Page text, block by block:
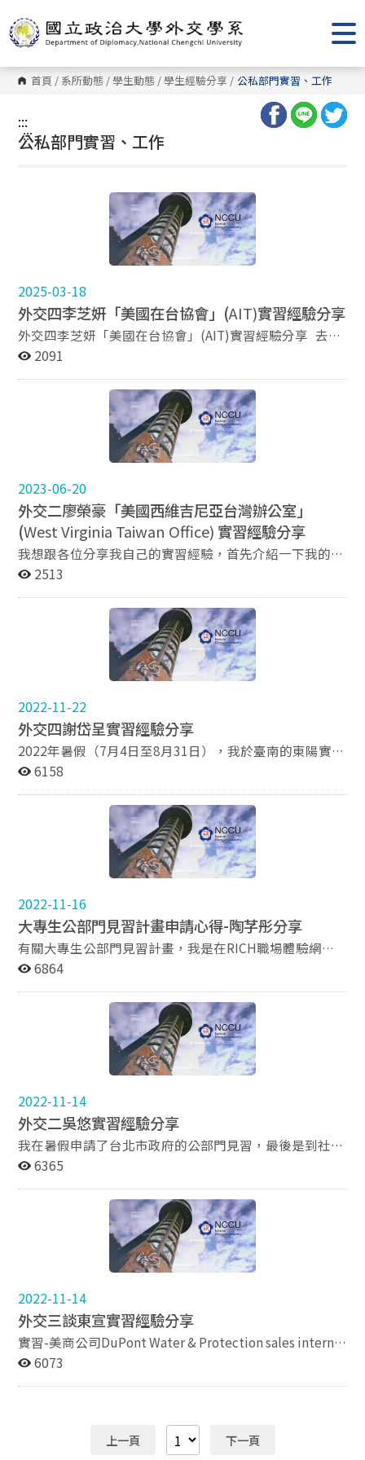
到
主
要
內
容
區 首頁 / 系所動態 /學生動態 /學生經驗分享 / 公私部門實習、工作
:::
:::
公私部門實習、工作
2025-03-18
外交四李芝妍「美國在台協會」(AIT)實習經驗分享
外交四李芝妍「美國在台協會」(AIT)實習經驗分享 去年
六月，我申請了AIT FNSIP 秋季實習計畫，這是美國在台
實習時數需達200 小時（約每週 1.5～2 天）才能獲得證
書。申請時間大約在每年 10 月和 5 月，只要你滿20歲並
繳交系所同意書、英文成績單、無償服務同意書、相關背
景動機（官網會有表格）就可以申請～ 有興趣的同學可以
留意AIT官網公告或系辦通知！ 為什麼申請 AIT？ 當初會
烈，就決定先申請 AIT，也見識一下美國辦事處環境（真
的很漂亮，超想回去> 我的實習內容 我的主要工作是在課
間與美國外交官用中文聊天，討論國際議題，幫助他們練
習用中文表達想法。此外，我們也會協助老師準備教材，
例如蒐集課程影片、錄製教材音檔等。這份實習超級有
對國際事件的看法、過去的外派經驗，以及作為外交官的
挑戰，這讓我對國際事務與美國內政有了更深入的理解，
也在聊天中複習了過去所學的國關理論、比較政府等科
目。而且，當秋季實習生的好處是能參與各種美式節慶活
動，AIT 內部會舉辦萬聖節派對、感恩節火雞飯、聖誕節
大選，有機會第一手聽到美國外交官對選舉結果及未來四
年的預期與擔憂，真的收穫滿滿。 華語學校 vs. 其他部門
相較於 AIT 其他部門，我覺得華語學校是最容易與美籍外
交官建立連結的部門，因為其他部門的外交官通常是主
我們比較像是相互學習，所以互動起來更像朋友，彼此能
在語言與文化交流中互相成長。 如果你對國際事務、跨文
化交流、外交官的生活感興趣，或還不確定自己以後要做
什麼，真的很推薦FNSIP的計畫！雖然這個實習沒有支
薪，離木柵真的超遠食物還貴又難找==，但如果沒有經濟
學弟妹若還對 AIT 實習有任何疑問，或想更了解更多
（e.g. 其他部門工作內容 / 書審面試內容 / 安全檢查還要
等多久）歡迎聯繫我！ 我的email：
2091
2023-06-20
外交二廖榮豪「美國西維吉尼亞台灣辦公室」
(West Virginia Taiwan Office) 實習經驗分享
我想跟各位分享我自己的實習經驗，首先介紹一下我的實
習單位，我於2022年底至2023年中在「美國西維吉尼亞
大家應該很熟悉AIT也就是美國在台協會，背後代表的是
美國聯邦政府，但是其實很多人不知道美國各州政府也會
自行設立駐台的辦事處/辦公室，其目的依據各辦公室性
質而有所變，但基本上都是在推動兩國之間的貿易交流，
有些重進出口，有些重投資而有些也會負責文化與教育上
個協會，叫做「美國各州政府辦事處協會」(ASOA)，有興
趣了解更多的人可以上網去查一下這個協會。 好，然後
是我怎麼知道的，很簡單，系上的信件XDDDD。我是不
知道大家平常有沒有在看系上寄的信啦，但有時候真的可
寄過去然後等待回覆囉，我寄過去的隔天就收到老闆的回
信，說已收到，會再跟我聯絡，然後我就等呀等呀等，挖
阿挖阿挖，等了一個月沒收到回信想說，應該是沒有錄取
我了，但後來我想了想，他說要聯絡我卻沒有聯絡我，怪
怪的，總覺得該去問一下，於是我再寄了一封信過去問，
請問沒有錄取我的原因為何，方便我將來改進自己的參
考。」 結果隔天就接到了老闆的面試電話，大概講了十
幾分鐘後就結束，說過幾天跟我講結果，最後當然是錄取
了。 我覺得這邊有兩個很重要的點，第一個是，如果一
就對了，有試有機會。第二個是，後來我有跟老闆聊為什
麼會錄取我，老闆說是因為我的態度很積極，他看中這點
所以才決定錄取我，這個蠻關鍵的，我覺得大家在不會造
成對方困擾的情況下，勇於嘗試就對了。 至於我的工作
內容主要是在做商務開發，我主要負責打電話台灣的公司
要在於希望可以有更多的台灣公司赴我們州投資，也因此
我會陪伴老闆出席一些商務會議，盡可能地尋找潛在的商
機。同時在我實習的中後段我們的辦公室因為是新設立的
所以有開設一個辦公室的剪綵活動跟商業交流的酒會，當
負責規劃這一系列的流程與協助活動順利的進行。 以上
大概簡述了我的實習內容，如果有什麼問題的話可以再寄
信詢問我細節，我有空的話都會回覆，感謝收看~~ 廖榮
豪 110104045@g.nccu.edu.tw
2513
2022-11-22
外交四謝岱呈實習經驗分享
2022年暑假（7月4日至8月31日），我於臺南的東陽實業
廠擔任HR實習生，協助人事管理部，負責教育訓練與招
商，生產汽車的外觀零組件，為AM市場的龍頭，也有在
製造OEM的產品，是全球最大的汽車外觀／碰撞零組件製
造商。全公司約3000人，算是大型企業。 我從大三以
來，就一直很想到人力資源部門實習，而我也曾投遞過綠
藤生機、L’Oréal等公司的HR實習生計畫，但最終都沒
機會，就直接投遞履歷。 HR篩選履歷後，大約在6月初
通知面試，並告知地點於時間。面試只有一關，採取三人
團體面試。當時跟我同一場面試的人，有來自中央人管所
的學生，也有來自其他學校的企管系學生。原先以為我應
相關事務，包括資料分析、開設課程、規劃軟性活動、處
理課程前後相關事宜等。後來，我被安排協助招募。 我與
另外一位來自中山人管所的實習生，一起負責協助招募開
發工程師。招募的過程幾乎是讓我們全程參與，舉凡履歷
談、與主管的回饋、錄取通知等，都由我們一手包辦。另
外，我們也曾協助離職訪談等，多面向認識HR在一家公
司裡，到底扮演什麼角色。 因為這個實習機會，原先就
對人力資源頗有興趣的我，更加篤定我對這條路的決心。
生，所以我決定申請該所，更加認識人力資源。除了以上
提到的實習，我目前也在Cake Resume擔任Recruitment
Consultant Intern，學習有關Headhunting產業的知識與
技能，並從中瞭解Headhunting與Human Resources的
差別與連結。希望對於人力資源領域有興趣的人，可以多
方面的操作，才能瞭解自己是不是真的喜歡這個領域！
6158
2022-11-16
大專生公部門見習計畫申請心得-陶芓彤分享
有關大專生公部門見習計畫，我是在RICH職場體驗網上
搜尋得知，RICH職場體驗網為大專生提供多個管道讓青
請時間一年分為各學年度下學期(4-5月)、暑假(7-8月)及
上學期(10-11月)3梯次見習，每梯次每人見習時數達100
小時。上學期(10-11月)的見習單位通常在暑假即有公
告，我這次總共投了七個單位，其中包含國防部、僑委
會、法務部等，除國防部需要經過面試以外，其餘主要以
考量後決定進入僑務委員會僑商會實習。 由於RICH職場
體驗網是媒合平台，註冊後即要求求職青年上傳履歷、自
傳、語言或相關能力證明等，RICH職場體驗網提供多個
自傳上傳區，各位可好好利用這個功能，針對想投遞的單
門很大程度是看自傳的內容作為考量及面試的問題。我預
計將在10-11月至僑務委員會僑商會實習，工作內容主要
為全球僑臺商產學合作服務方案、世界華人工商婦女企管
協會2022年世界年會、精品咖啡創業培訓與商機交流
班、十月慶典、僑務委員會議、推展臺灣國際醫療整合服
及專長需求，以便投遞履歷時將您的所思所想與其融合，
增加上榜機率。 舉僑商會為例，其專長需求為一、具備電
腦應用能力（含PowerPoint簡報製作能力）二、具備
中、英文打字及文書處理能力等，假設其列的工作內容及
6864
2022-11-14
外交二吳悠實習經驗分享
我在暑假申請了台北市政府的公部門見習，最後是到社會
局的人民團體科工作四十五天。如果有興趣的同學大概四
市通常都會有類似的實習活動，所以暑假不在台北的同學
也可以注意自己家那邊的縣市政府。 雖然這個計畫叫做公
部門見習，但實際上的工作內容蠻無聊的，大概就是接接
電話、跟民眾吵架、然後可能有一些跑腿或整理文件的工
作，在工作時間我有七八成的時間都在做自己的事，市府
錢、體驗公務機關工作的人可以去試試看。這個實習對沒
有工作經驗的人也蠻友善的，因為是用抽籤的所以履歷不
太會影響結果(但就是有點難抽到)
https://www.okwork.taipei/ESO/content/tw/iFrameSet
6365
2022-11-14
外交三談東宣實習經驗分享
實習-美商公司DuPont Water & Protection sales intern
在探索職涯的旅途中常有許多未知的變化，這些變化總能
找各樣的實習機會，這個平台提供許多公私部門的實習職
缺，在應徵上這份工作之前，我投遞了數十份應徵履歷，
6073
上一頁 下一頁